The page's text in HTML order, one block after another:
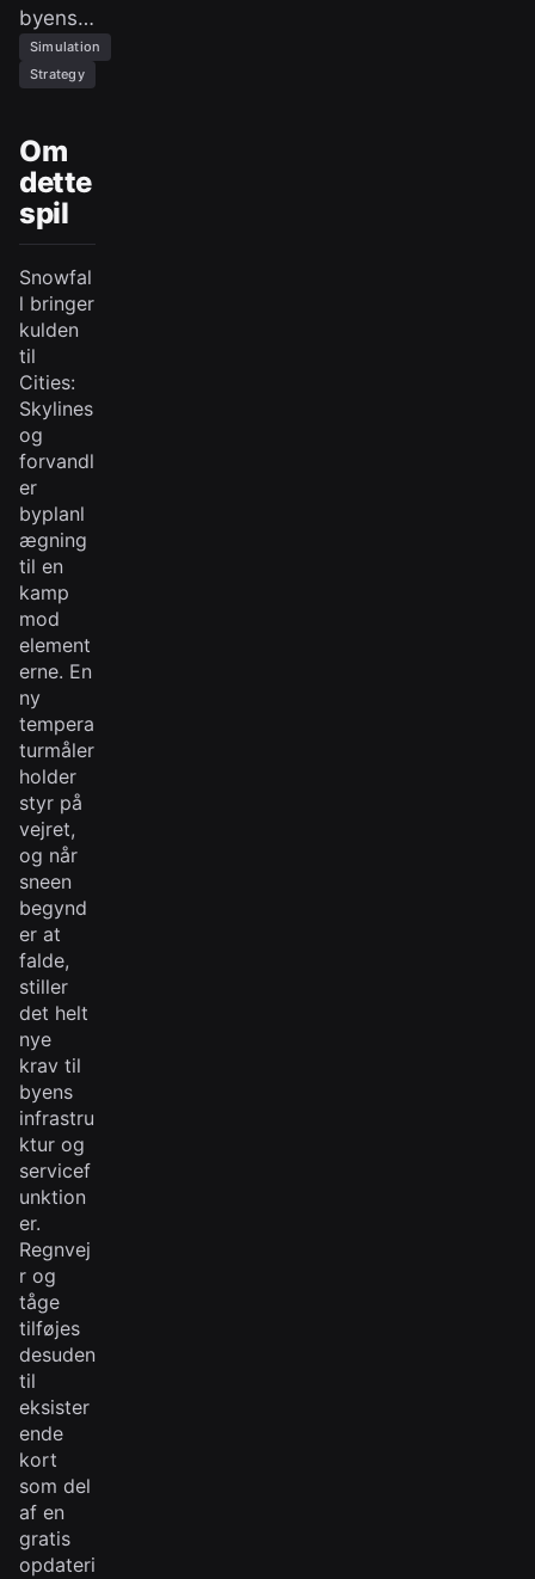
byens…
Simulation
Strategy
Om
dette
spil
Snowfal
l bringer
kulden
til
Cities:
Skylines
og
forvandl
er
byplanl
ægning
til en
kamp
mod
element
erne. En
ny
tempera
turmåler
holder
styr på
vejret,
og når
sneen
begynd
er at
falde,
stiller
det helt
nye
krav til
byens
infrastru
ktur og
servicef
unktion
er.
Regnvej
r og
tåge
tilføjes
desuden
til
eksister
ende
kort
som del
af en
gratis
opdateri